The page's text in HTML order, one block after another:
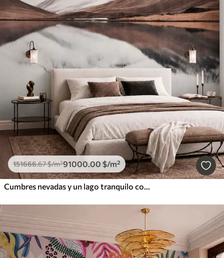
151666.67$/m²91000.00 $/m²
Cumbres nevadas y un lago tranquilo con un reflejo como un espejo